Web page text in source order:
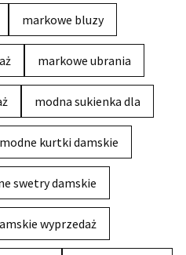
markowe bluzy
markowe ubrania
modna sukienka dla
modne kurtki damskie
swetry damskie
wyprzedaż